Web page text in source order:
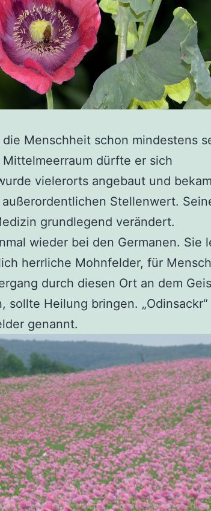
Menschheit schon mindestens
dürfte er sich
vielerorts angebaut und
Stellenwert.
grundlegend verändert.
wieder bei den Germanen. Sie
herrliche Mohnfelder, für
durch diesen Ort an dem
sollte Heilung bringen. „Odinsackr“
genannt.